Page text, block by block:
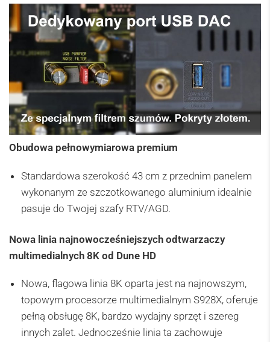
Obudowa pełnowymiarowa premium
Standardowa szerokość 43 cm z przednim panelem
wykonanym ze szczotkowanego aluminium idealnie
pasuje do Twojej szafy RTV/AGD.
Nowa linia najnowocześniejszych odtwarzaczy
multimedialnych 8K od ​​Dune HD
Nowa, flagowa linia 8K oparta jest na najnowszym,
topowym procesorze multimedialnym S928X, oferuje
pełną obsługę 8K, bardzo wydajny sprzęt i szereg
innych zalet. Jednocześnie linia ta zachowuje